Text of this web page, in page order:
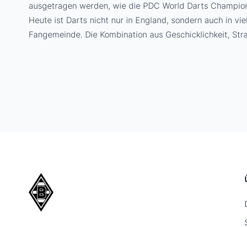
ausgetragen werden, wie die PDC World Darts
Heute ist Darts nicht nur in England, sondern auch in
Fangemeinde. Die Kombination aus Geschicklichkeit,